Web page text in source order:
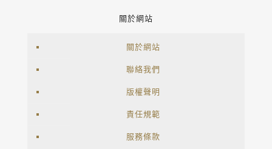
關於網站
關於網站
聯絡我們
版權聲明
責任規範
服務條款